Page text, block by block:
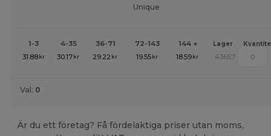
Unique
1-3 4-35 36-71 72-143 144 + Lager
31.88 kr 30.17 kr 29.22 kr 19.55 kr 18.59 kr 43657
Val: 0
Är du ett företag? Få fördelaktiga priser utan moms,